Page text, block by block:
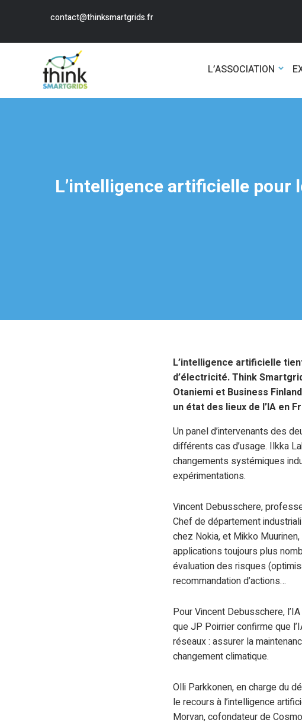
contact@thinksmartgrids.fr
L’ASSOCIATION
L’intelligence artificielle pour
L’intelligence artificielle
d’électricité. Think
Otaniemi et Business
un état des lieux de l’IA en
Un panel d’intervenants des
différents cas d’usage. Ilkka
changements systémiques
expérimentations.
Vincent Debusschere,
Chef de département
chez Nokia, et Mikko
applications toujours plus
évaluation des risques
recommandation d’actions…
Pour Vincent Debusschere,
que JP Poirrier confirme que
réseaux : assurer la
changement climatique.
Olli Parkkonen, en charge du
le recours à l’intelligence
Morvan, cofondateur de